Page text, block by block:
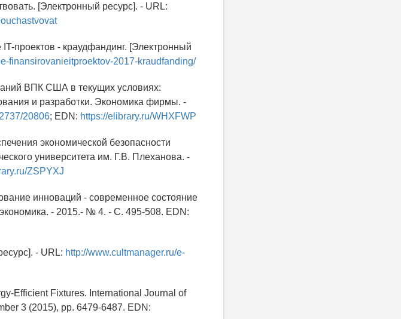
[Электронный ресурс]. - URL:
проектов - краудфандинг. [Электронный
finansirovanieitproektov-2017-kraudfanding/
ВПК США в текущих условиях:
и разработки. Экономика фирмы. -
20806; EDN: https://elibrary.ru/WHXFWP
экономической безопасности
университета им. Г.В. Плеханова. -
ZSPYXJ
инноваций - современное состояние
- 2015.- № 4. - С. 495-508. EDN:
- URL: http://www.cultmanager.ru/e-
Efficient Fixtures. International Journal of
3 (2015), pp. 6479-6487. EDN: